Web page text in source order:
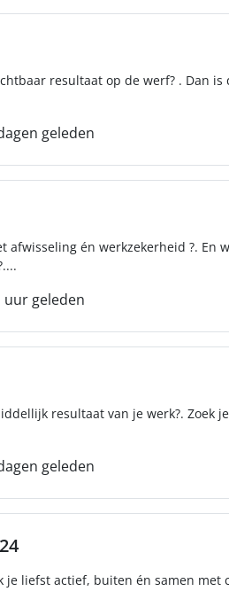
resultaat op de werf? . Dan
geleden
afwisseling én werkzekerheid ?. En
uur geleden
resultaat van je werk?. Zoek
geleden
liefst actief, buiten én samen met